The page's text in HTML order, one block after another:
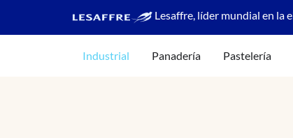
Lesaffre, líder mundial en la
Industrial Panadería Pastelería